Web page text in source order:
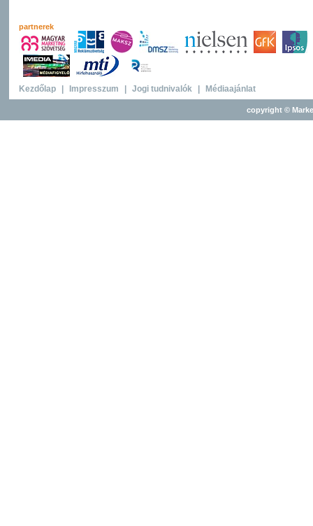
partnerek
Kezdőlap Impresszum Jogi tudnivalók Médiaajánlat
copyright ©